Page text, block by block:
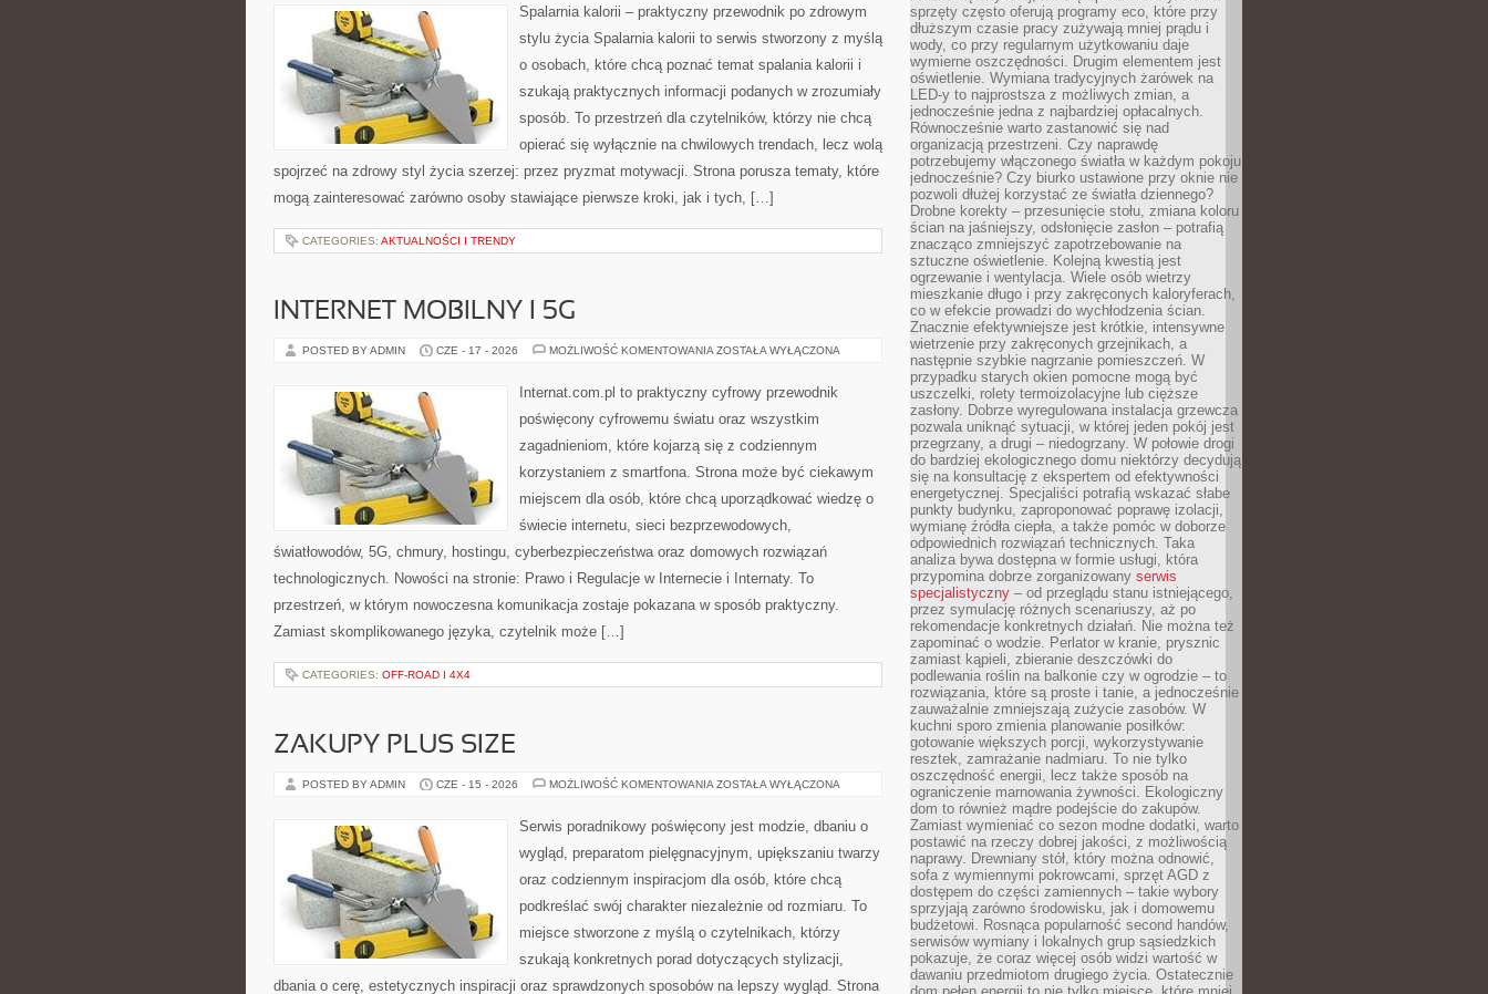
ODCHUDZANIU
Spalarnia kalorii – praktyczny przewodnik po zdrowym
stylu życia Spalarnia kalorii to serwis stworzony z myślą
o osobach, które chcą poznać temat spalania kalorii i
szukają praktycznych informacji podanych w zrozumiały
sposób. To przestrzeń dla czytelników, którzy nie chcą
opierać się wyłącznie na chwilowych trendach, lecz wolą
spojrzeć na zdrowy styl życia szerzej: przez pryzmat motywacji. Strona porusza tematy, które
mogą zainteresować zarówno osoby stawiające pierwsze kroki, jak i tych, […]
CATEGORIES: AKTUALNOŚCI I TRENDY
INTERNET MOBILNY I 5G
POSTED BY ADMIN CZE - 17 - 2026 MOŻLIWOŚĆ KOMENTOWANIA INTERNET
5G
ZOSTAŁA WYŁĄCZONA
Internat.com.pl to praktyczny cyfrowy przewodnik
poświęcony cyfrowemu światu oraz wszystkim
zagadnieniom, które kojarzą się z codziennym
korzystaniem z smartfona. Strona może być ciekawym
miejscem dla osób, które chcą uporządkować wiedzę o
świecie internetu, sieci bezprzewodowych,
światłowodów, 5G, chmury, hostingu, cyberbezpieczeństwa oraz domowych rozwiązań
technologicznych. Nowości na stronie: Prawo i Regulacje w Internecie i Internaty. To
przestrzeń, w którym nowoczesna komunikacja zostaje pokazana w sposób praktyczny.
Zamiast skomplikowanego języka, czytelnik może […]
CATEGORIES: OFF-ROAD I 4X4
ZAKUPY PLUS SIZE
POSTED BY ADMIN CZE - 15 - 2026 MOŻLIWOŚĆ KOMENTOWANIA ZAKUPY
ZOSTAŁA WYŁĄCZONA
Serwis poradnikowy poświęcony jest modzie, dbaniu o
wygląd, preparatom pielęgnacyjnym, upiększaniu twarzy
oraz codziennym inspiracjom dla osób, które chcą
podkreślać swój charakter niezależnie od rozmiaru. To
miejsce stworzone z myślą o czytelnikach, którzy
szukają konkretnych porad dotyczących stylizacji,
dbania o cerę, estetycznych inspiracji oraz sprawdzonych sposobów na lepszy wygląd. Strona
sprzęty często oferują programy eco, które przy
dłuższym czasie pracy zużywają mniej prądu i
wody, co przy regularnym użytkowaniu daje
wymierne oszczędności. Drugim elementem jest
oświetlenie. Wymiana tradycyjnych żarówek na
LED-y to najprostsza z możliwych zmian, a
jednocześnie jedna z najbardziej opłacalnych.
Równocześnie warto zastanowić się nad
organizacją przestrzeni. Czy naprawdę
potrzebujemy włączonego światła w każdym pokoju
jednocześnie? Czy biurko ustawione przy oknie nie
pozwoli dłużej korzystać ze światła dziennego?
Drobne korekty – przesunięcie stołu, zmiana koloru
ścian na jaśniejszy, odsłonięcie zasłon – potrafią
znacząco zmniejszyć zapotrzebowanie na
sztuczne oświetlenie. Kolejną kwestią jest
ogrzewanie i wentylacja. Wiele osób wietrzy
mieszkanie długo i przy zakręconych kaloryferach,
co w efekcie prowadzi do wychłodzenia ścian.
Znacznie efektywniejsze jest krótkie, intensywne
wietrzenie przy zakręconych grzejnikach, a
następnie szybkie nagrzanie pomieszczeń. W
przypadku starych okien pomocne mogą być
uszczelki, rolety termoizolacyjne lub cięższe
zasłony. Dobrze wyregulowana instalacja grzewcza
pozwala uniknąć sytuacji, w której jeden pokój jest
przegrzany, a drugi – niedogrzany. W połowie drogi
do bardziej ekologicznego domu niektórzy decydują
się na konsultację z ekspertem od efektywności
energetycznej. Specjaliści potrafią wskazać słabe
punkty budynku, zaproponować poprawę izolacji,
wymianę źródła ciepła, a także pomóc w doborze
odpowiednich rozwiązań technicznych. Taka
analiza bywa dostępna w formie usługi, która
przypomina dobrze zorganizowany serwis
specjalistyczny – od przeglądu stanu istniejącego,
przez symulację różnych scenariuszy, aż po
rekomendacje konkretnych działań. Nie można też
zapominać o wodzie. Perlator w kranie, prysznic
zamiast kąpieli, zbieranie deszczówki do
podlewania roślin na balkonie czy w ogrodzie – to
rozwiązania, które są proste i tanie, a jednocześnie
zauważalnie zmniejszają zużycie zasobów. W
kuchni sporo zmienia planowanie posiłków:
gotowanie większych porcji, wykorzystywanie
resztek, zamrażanie nadmiaru. To nie tylko
oszczędność energii, lecz także sposób na
ograniczenie marnowania żywności. Ekologiczny
dom to również mądre podejście do zakupów.
Zamiast wymieniać co sezon modne dodatki, warto
postawić na rzeczy dobrej jakości, z możliwością
naprawy. Drewniany stół, który można odnowić,
sofa z wymiennymi pokrowcami, sprzęt AGD z
dostępem do części zamiennych – takie wybory
sprzyjają zarówno środowisku, jak i domowemu
budżetowi. Rosnąca popularność second handów,
serwisów wymiany i lokalnych grup sąsiedzkich
pokazuje, że coraz więcej osób widzi wartość w
dawaniu przedmiotom drugiego życia. Ostatecznie